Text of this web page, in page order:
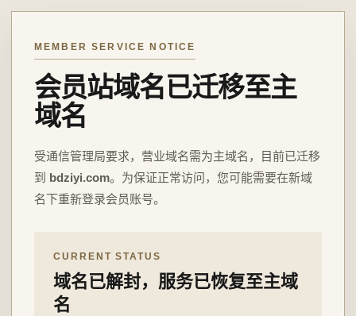
MEMBER SERVICE NOTICE
会员站域名已迁移至主
域名
受通信管理局要求，营业域名需为主域名，目前已迁移
到 bdziyi.com。为保证正常访问，您可能需要在新域
名下重新登录会员账号。
CURRENT STATUS
域名已解封，服务已恢复至主域
名